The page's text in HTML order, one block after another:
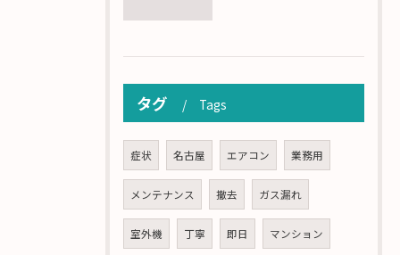
タグ Tags
症状 名古屋 エアコン 業務用
メンテナンス 撤去 ガス漏れ
室外機 丁寧 即日 マンション